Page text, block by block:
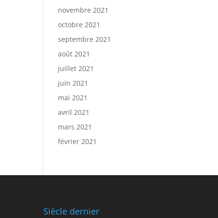
novembre 2021
octobre 2021
septembre 2021
août 2021
juillet 2021
juin 2021
mai 2021
avril 2021
mars 2021
février 2021
Siècle dernier